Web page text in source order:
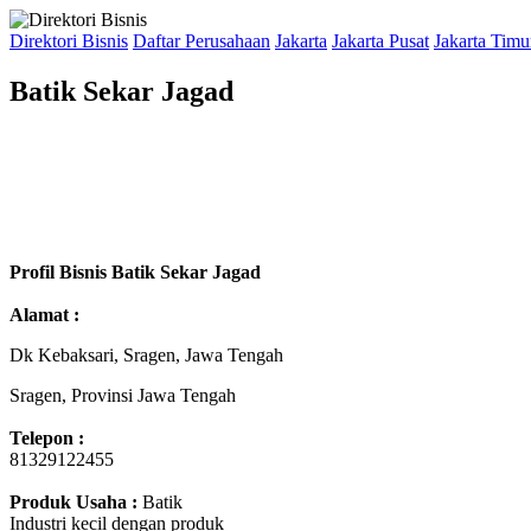
Direktori Bisnis Daftar Perusahaan Jakarta Jakarta Pusat Jakarta
Batik Sekar Jagad
Profil Bisnis Batik Sekar Jagad
Alamat :
Dk Kebaksari, Sragen, Jawa Tengah
Sragen, Provinsi Jawa Tengah
Telepon :
81329122455
Produk Usaha : Batik
Industri kecil dengan produk